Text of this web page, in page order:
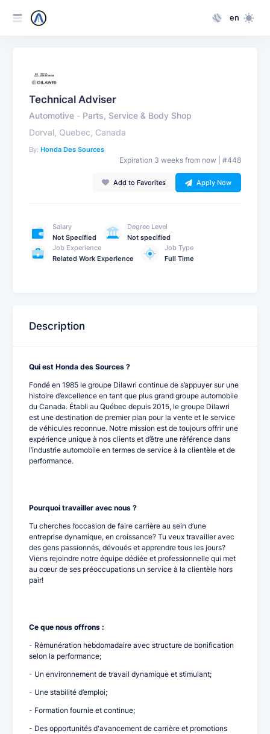
en
Technical Adviser
Automotive - Parts, Service & Body Shop
Dorval, Quebec, Canada
By: Honda Des Sources
Expiration 3 weeks from now | #448
Add to Favorites Apply Now
Salary
Not Specified
Degree Level
Not specified
Job Experience
Related Work Experience
Job Type
Full Time
Description
Qui est Honda des Sources ?
Fondé en 1985 le groupe Dilawri continue de s’appuyer sur une
histoire d’excellence en tant que plus grand groupe automobile
du Canada. Établi au Québec depuis 2015, le groupe Dilawri
est une destination de premier plan pour la vente et le service
de véhicules reconnue. Notre mission est de toujours offrir une
expérience unique à nos clients et d’être une référence dans
l’industrie automobile en termes de service à la clientèle et de
performance.
Pourquoi travailler avec nous ?
Tu cherches l’occasion de faire carrière au sein d’une
entreprise dynamique, en croissance? Tu veux travailler avec
des gens passionnés, dévoués et apprendre tous les jours?
Viens rejoindre notre équipe dédiée et professionnelle qui met
au cœur de ses préoccupations un service à la clientèle hors
pair!
Ce que nous offrons :
- Rémunération hebdomadaire avec structure de bonification
selon la performance;
- Un environnement de travail dynamique et stimulant;
- Une stabilité d’emploi;
- Formation fournie et continue;
- Des opportunités d'avancement de carrière et promotions